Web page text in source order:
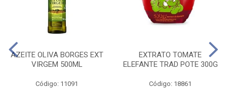
AZEITE OLIVA BORGES EXT
VIRGEM 500ML
Código: 11091
EXTRATO TOMATE
ELEFANTE TRAD POTE 300G
Código: 18861